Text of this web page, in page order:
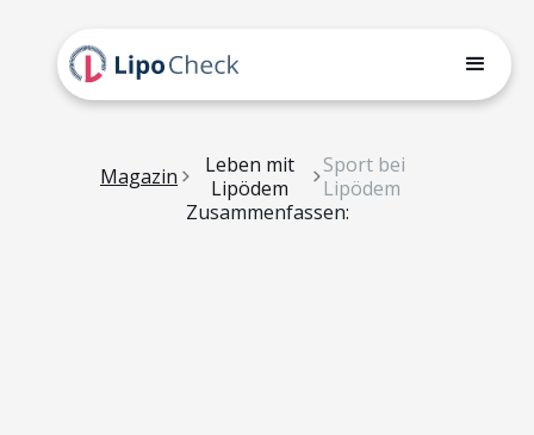
Magazin
Leben mit
Lipödem
Sport bei
Lipödem
Zusammenfassen: